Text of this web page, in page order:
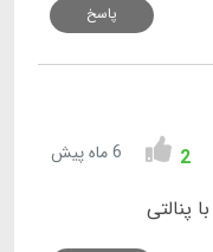
پاسخ
2 6 ماه پیش
پنالتی